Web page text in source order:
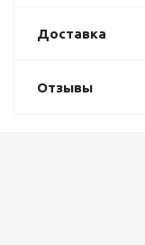
Доставка
Отзывы